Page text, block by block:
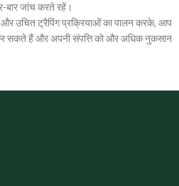
बार जांच करते रहें।
उचित ट्रैपिंग प्रक्रियाओं का पालन करके, आप
सकते हैं और अपनी संपत्ति को और अधिक नुकसान